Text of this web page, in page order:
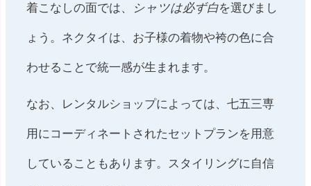
着こなしの面では、 シャツは必ず白を選びまし
ょう。ネクタイは、お子様の着物や袴の色に合
わせることで統一感が生まれます。
なお、レンタルショップによっては、七五三専
用にコーディネートされたセットプランを用意
していることもあります。スタイリングに自信